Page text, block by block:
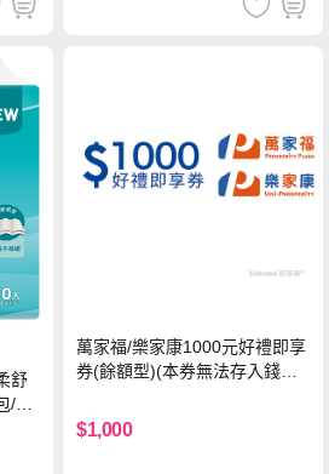
舒
6
萬家福/樂家康1000元好禮即享
券(餘額型)(本券無法存入錢包
$1,000